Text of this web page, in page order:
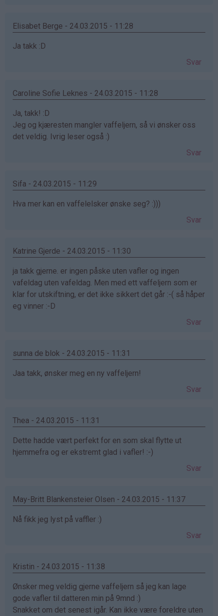
Elisabet Berge - 24.03.2015 - 11:28
Ja takk :D
Svar
Caroline Sofie Leknes - 24.03.2015 - 11:28
Ja, takk! :D
Jeg og kjæresten mangler vaffeljern, så vi ønsker oss
det veldig. Ivrig leser også :)
Svar
Sifa - 24.03.2015 - 11:29
Hva mer kan en vaffelelsker ønske seg? :)))
Svar
Katrine Gjerde - 24.03.2015 - 11:30
ja takk gjerne. er ingen påske uten vafler og ingen
vafeldag uten vafeldag. Men med ett vaffeljern som er
klar for utskiftning, er det ikke sikkert det går :-( så håper
eg vinner :-D
Svar
sunna de blok - 24.03.2015 - 11:31
Jaa takk, ønsker meg en ny vaffeljern!
Svar
Thea - 24.03.2015 - 11:31
Dette hadde vært perfekt for en som skal flytte ut
hjemmefra og er ekstremt glad i vafler! :-)
Svar
May-Britt Blankensteier Olsen - 24.03.2015 - 11:37
Nå fikk jeg lyst på vaffler :)
Svar
Kristin - 24.03.2015 - 11:38
Ønsker meg veldig gjerne vaffeljern så jeg kan lage
gode vafler til datteren min på 9mnd :)
Snakket om det senest igår. Kan ikke være foreldre uten